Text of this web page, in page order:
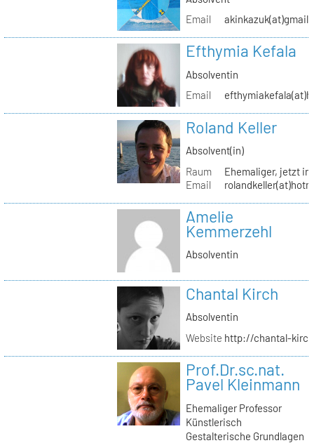
Email
Efthymia Kefala
Absolventin
Email
Roland Keller
Absolvent(in)
Raum
Ehemaliger, jetzt in
Email
Amelie
Kemmerzehl
Absolventin
Chantal Kirch
Absolventin
Website http://chantal-
Prof.Dr.sc.nat.
Pavel Kleinmann
Ehemaliger Professor
Künstlerisch
Gestalterische Grundlagen